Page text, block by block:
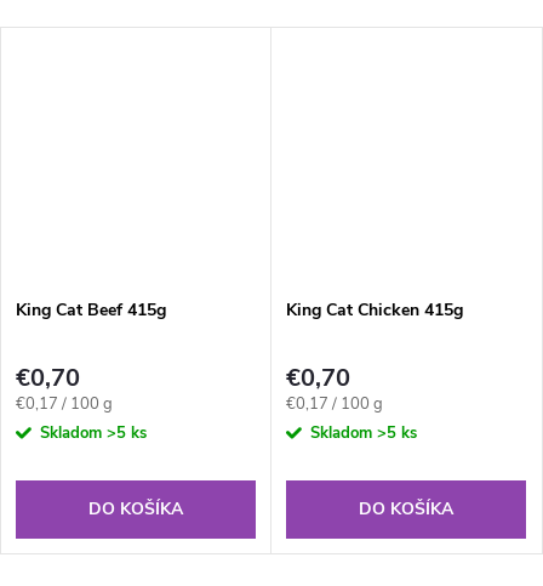
King Cat Beef 415g
€0,70
Jednotková
cena:
€0,17 / 100 g
Skladom >5 ks
DO KOŠÍKA
King Cat Chicken 415g
€0,70
Jednotková
cena:
€0,17 / 100 g
Skladom >5 ks
DO KOŠÍKA